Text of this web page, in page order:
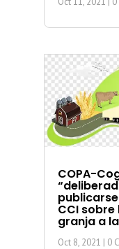
COPA-
CCI sobre
granja a
Oct 8, 2021 | 0